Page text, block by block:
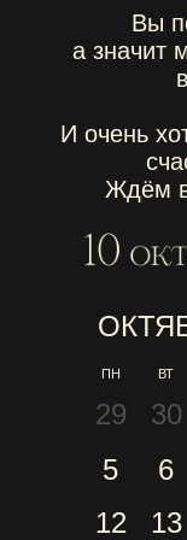
Вы
а значит
И очень
Ждём
ПН ВТ
29
12
6
5
30
13